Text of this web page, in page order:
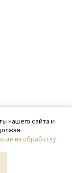
нашего сайта и
на обработку